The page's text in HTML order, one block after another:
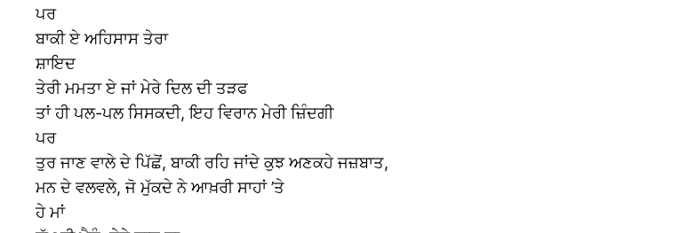
ਪਰ
ਬਾਕੀ ਏ ਅਹਿਸਾਸ ਤੇਰਾ
ਸ਼ਾਇਦ
ਤੇਰੀ ਮਮਤਾ ਏ ਜਾਂ ਮੇਰੇ ਦਿਲ ਦੀ ਤੜਫ
ਤਾਂ ਹੀ ਪਲ-ਪਲ ਸਿਸਕਦੀ, ਇਹ ਵਿਰਾਨ ਮੇਰੀ ਜ਼ਿੰਦਗੀ
ਪਰ
ਤੁਰ ਜਾਣ ਵਾਲੇ ਦੇ ਪਿੱਛੋਂ, ਬਾਕੀ ਰਹਿ ਜਾਂਦੇ ਕੁਝ ਅਣਕਹੇ ਜਜ਼ਬਾਤ,
ਮਨ ਦੇ ਵਲਵਲੇ, ਜੋ ਮੁੱਕਦੇ ਨੇ ਆਖ਼ਰੀ ਸਾਹਾਂ ’ਤੇ
ਹੇ ਮਾਂ